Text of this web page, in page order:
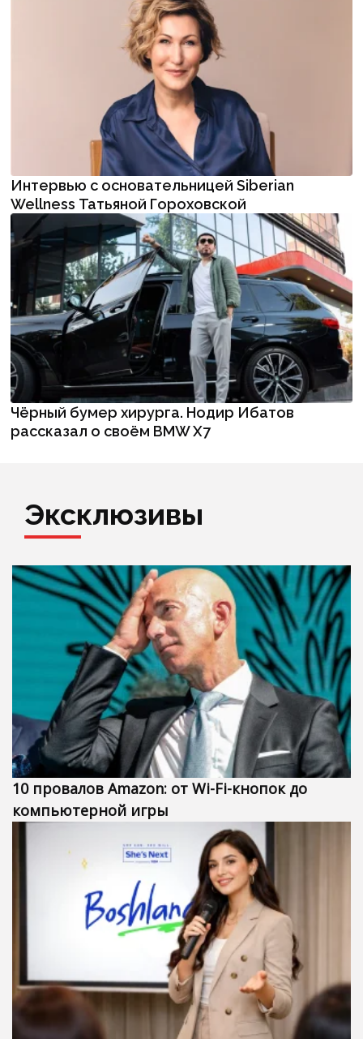
Интервью с основательницей Siberian
Wellness Татьяной Гороховской
Чёрный бумер хирурга. Нодир Ибатов
рассказал о своём BMW X7
Эксклюзивы
10 провалов Amazon: от Wi-Fi-кнопок до
компьютерной игры